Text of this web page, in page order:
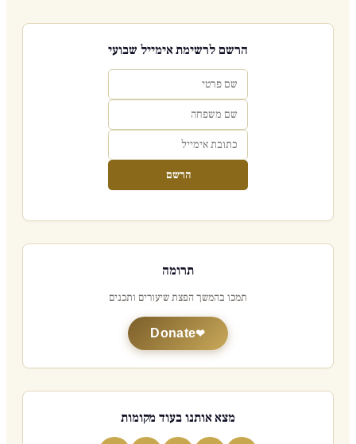
הרשם לרשימת אימייל שבועי
הרשם
תרומה
תמכו בהמשך הפצת שיעורים ותכנים
Donate
מצא אותנו בעוד מקומות